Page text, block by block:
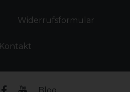
Widerrufs­formular
Kontakt